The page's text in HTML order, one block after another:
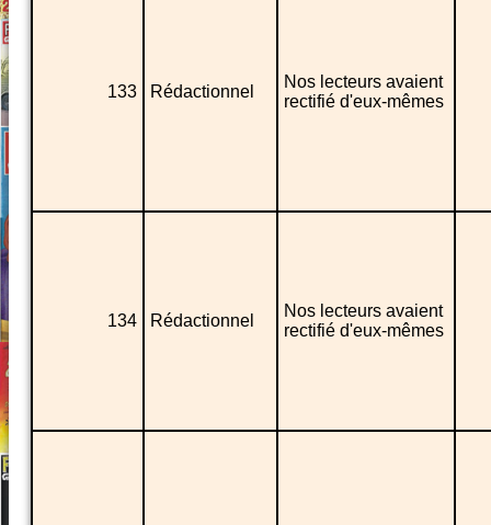
133 Rédactionnel
Nos lecteurs avaient
rectifié d'eux-mêmes
134 Rédactionnel
Nos lecteurs avaient
rectifié d'eux-mêmes